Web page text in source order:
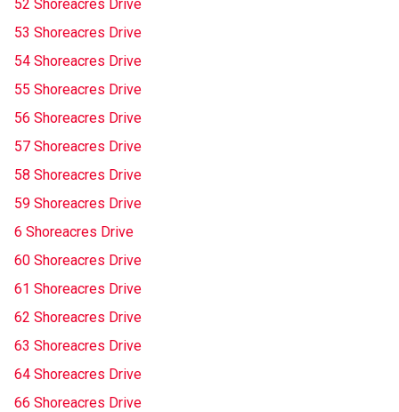
52 Shoreacres Drive
53 Shoreacres Drive
54 Shoreacres Drive
55 Shoreacres Drive
56 Shoreacres Drive
57 Shoreacres Drive
58 Shoreacres Drive
59 Shoreacres Drive
6 Shoreacres Drive
60 Shoreacres Drive
61 Shoreacres Drive
62 Shoreacres Drive
63 Shoreacres Drive
64 Shoreacres Drive
66 Shoreacres Drive